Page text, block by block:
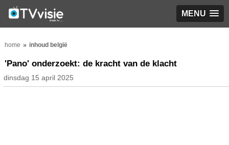
MENU
home inhoud belgië
'Pano' onderzoekt: de kracht van de klacht
dinsdag 15 april 2025